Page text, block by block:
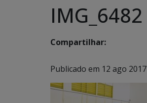
IMG_6482
Compartilhar:
Publicado em 12 ago 2017